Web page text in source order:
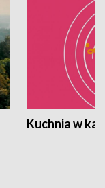
Kuchnia w